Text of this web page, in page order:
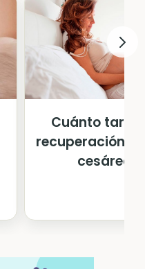
Cuánto
recuperación
cesárea